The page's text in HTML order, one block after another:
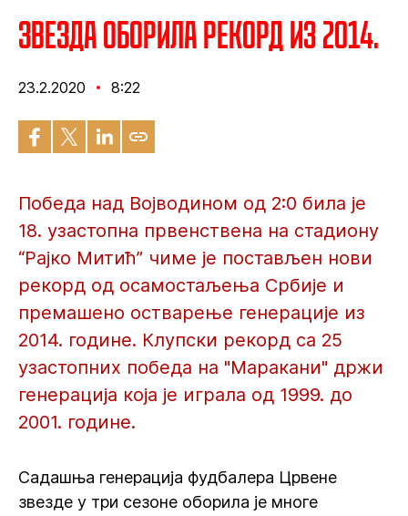
Звезда оборила рекорд из 2014.
23.2.2020 8:22
Победа над Војводином од 2:0 била је
18. узастопна првенствена на стадиону
“Рајко Митић” чиме је постављен нови
рекорд од осамостаљења Србије и
премашено остварење генерације из
2014. године. Клупски рекорд са 25
узастопних победа на "Маракани" држи
генерација која је играла од 1999. до
2001. године.
Садашња генерација фудбалера Црвене
звезде у три сезоне оборила је многе